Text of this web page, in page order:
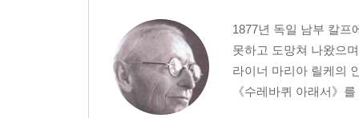
1877년 독일 남부 칼프
못하고 도망쳐 나왔으
라이너 마리아 릴케의
《수레바퀴 아래서》